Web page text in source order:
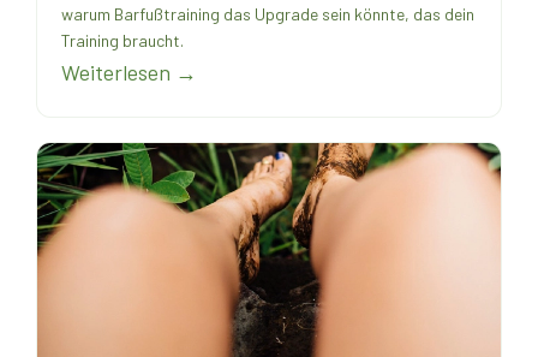
warum Barfußtraining das Upgrade sein könnte, das dein
Training braucht.
Weiterlesen →